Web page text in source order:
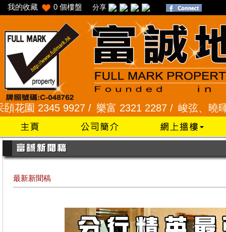
我的收藏 0 個樓盤 分享
2345 9927 /樂富 2321 2287 /峻弦、曉暉花園
最新新聞稿